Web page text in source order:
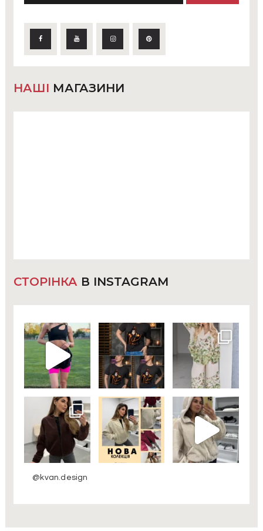
НАШІ МАГАЗИНИ
СТОРІНКА В INSTAGRAM
@kvan.design